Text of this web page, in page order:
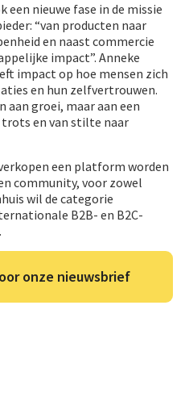
nieuwe fase in de missie
“van producten naar
en naast commercie
impact”. Anneke
impact op hoe mensen zich
en hun zelfvertrouwen.
aan groei, maar aan een
trots en van stilte naar
een platform worden
community, voor zowel
wil de categorie
B2B- en B2C-
onze nieuwsbrief